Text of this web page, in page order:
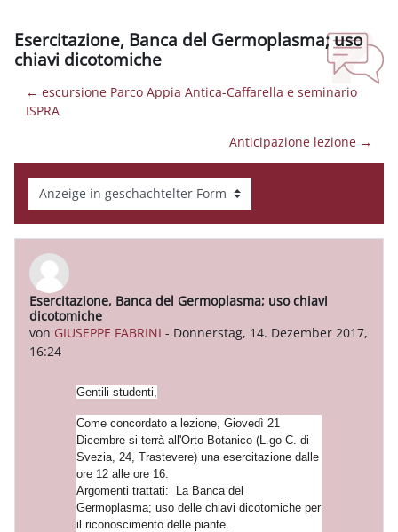
Esercitazione, Banca del Germoplasma; uso
chiavi dicotomiche
← escursione Parco Appia Antica-Caffarella e seminario
ISPRA
Anticipazione lezione →
Anzeigemodus
Esercitazione, Banca del Germoplasma; uso chiavi
dicotomiche
von GIUSEPPE FABRINI - Donnerstag, 14. Dezember 2017,
16:24
Anzahl Antworten: 0
Gentili studenti,
Come concordato a lezione, Giovedì 21
Dicembre si terrà all'Orto Botanico (L.go C. di
Svezia, 24, Trastevere) una esercitazione dalle
ore 12 alle ore 16.
Argomenti trattati: La Banca del
Germoplasma; uso delle chiavi dicotomiche per
il riconoscimento delle piante.